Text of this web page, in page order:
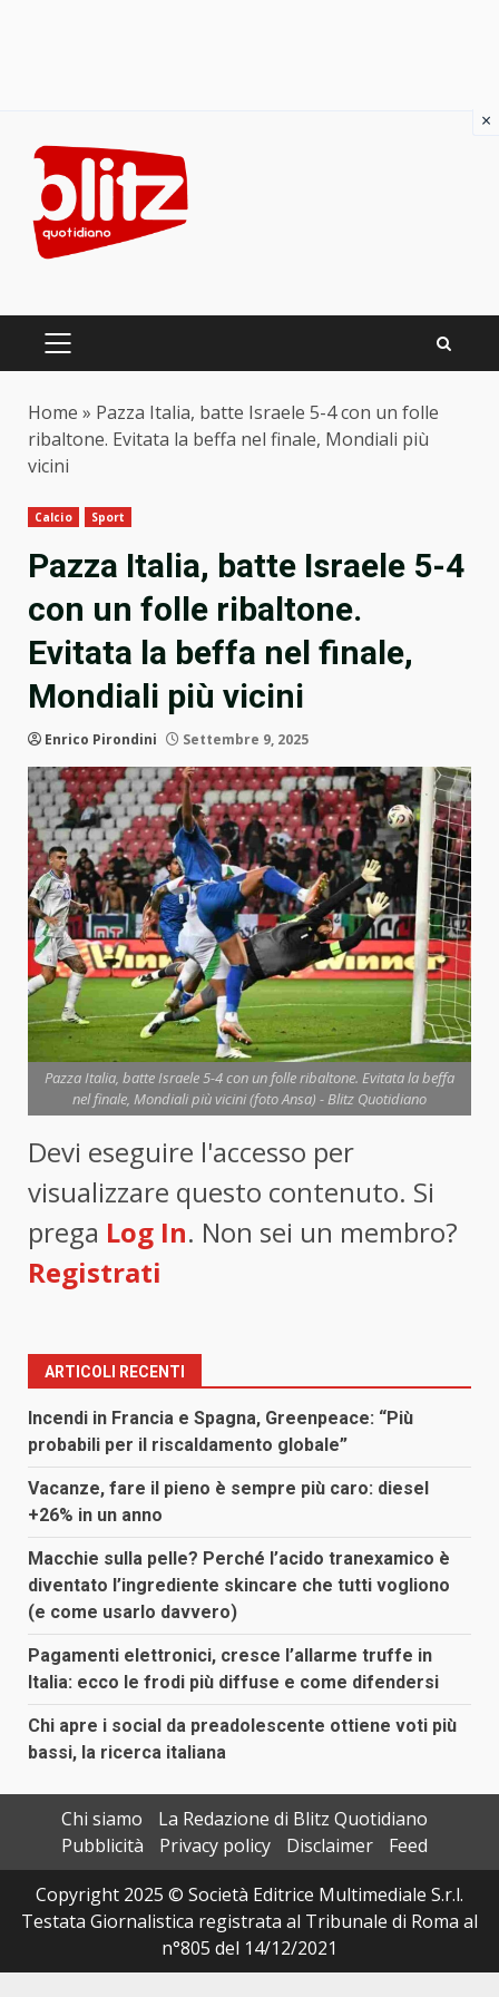
content
PRIMARY
Home » Pazza Italia, batte Israele 5-4 con un folle
ribaltone. Evitata la beffa nel finale, Mondiali più
vicini
Calcio Sport
Pazza Italia, batte Israele 5-4
con un folle ribaltone.
Evitata la beffa nel finale,
Mondiali più vicini
Enrico Pirondini Settembre 9, 2025
Pazza Italia, batte Israele 5-4 con un folle ribaltone. Evitata la beffa
nel finale, Mondiali più vicini (foto Ansa) - Blitz Quotidiano
Devi eseguire l'accesso per
visualizzare questo contenuto. Si
prega Log In. Non sei un membro?
Registrati
ARTICOLI RECENTI
Incendi in Francia e Spagna, Greenpeace: “Più
probabili per il riscaldamento globale”
Vacanze, fare il pieno è sempre più caro: diesel
+26% in un anno
Macchie sulla pelle? Perché l’acido tranexamico è
diventato l’ingrediente skincare che tutti vogliono
(e come usarlo davvero)
Pagamenti elettronici, cresce l’allarme truffe in
Italia: ecco le frodi più diffuse e come difendersi
Chi apre i social da preadolescente ottiene voti più
bassi, la ricerca italiana
Chi siamo
La Redazione di Blitz Quotidiano
Pubblicità
Privacy policy Disclaimer
Feed
Copyright 2025 © Società Editrice Multimediale S.r.l.
Testata Giornalistica registrata al Tribunale di Roma al
n°805 del 14/12/2021
×